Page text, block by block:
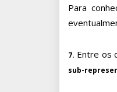
Para
7. Entre os
sub-